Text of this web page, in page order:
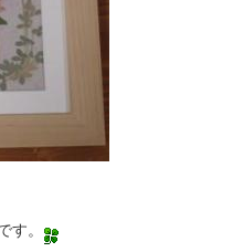
す。